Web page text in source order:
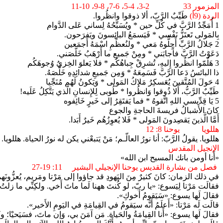
المزمور 33 2-3، 4-5، 6-7، 8-9، 10-11
الردة (9أ)
طَيِّبٌ الرَّبّ، ألا ذوقوا وانظُروا.
1 أُمَجِّدُ الرَّبَّ في كُلِّ حين * ويُسَبِّحُهُ لِساني عَلى الدَّوام
بِالمَولى تَعتَزُّ نَفْسي * فَيَسمَعُ البائِسونَ ويَفرَحون.
2 جَلالُ الرَّبِّ أَجِلُّوهُ مَعي * ولنُعظِّمِ اسْمَهُ أَجمَعين
دَعَوْتُ الرَّبَّ فأَجابَني * ومِنْ جَميعِ ما أَرْهَبُ خَلَّصَني.
3 هَلُمّوا انظُروا إِليهِ، تُشرِقْ جِباهُكُم * فلا يَعلوَ الخِزيُ وُجوهَكُم
ذا البائسُ دَعا الرَّبَّ فَسَمِعَهُ * وَمِن جَميعِ شدائِدِهِ خَلَّصَهُ.
4 حَولَ المُتَّقينَ يُعَسكِرُ مَلاكُ المَولى * وَيَكونُ لَهُم مُنَجِّيا
طَيِّبٌ الرَّبُّ، أَلا ذُوقوا وَانظُروا * طُوبى لِلإِنسانِ الَّذي يَتَّكِلُ عَلَيه!
5 يَا قِدِّيسي اللهِ اتَّقوهُ * فما يَفتَقِرُ إلى خَيرٍ خَائِفوه
كانَ الأَشبالُ فريسةَ الحاجةِ والجوع
أَمَّا الَّذينَ يَقصِدونَ المَولى * فَلا يُعوِزُهُم خَيرٌ أَبَدا.
هللويا يوحنا 8: 12
هللويا. يقولُ الرَّبّ: أنا نورُ العالّـم؛ مَنْ يَتبعْني يكن له نورُ الحياة. هللويا.
الإنجيل المقدس
«أَنا أومن بانك المسيح ابن الله»
فصل من بشارة القديس يوحنا الإنجيلي البشير 11: 19-27
في ذلك الزمان: كانَ كثيرٌ مِنَ اليَهودِ قد جاؤوا إلى مَرْتا ومَريم،
فقالَت مَرْتا لِيَسوع: «يا ربّ، لو كُنتَ ههنا لَما ماتَ أَخي. ولكِنِّي ما زلتُ
فقالَ لَها يسوع: «سَيَقومُ أَخوكِ».
قالَت لَه مَرْتا: «أَعلَمُ أَنَّه سيَقومُ في القِيامَةِ في اليَومِ الأَخير».
فقالَ لَها يسوع: «أَنا القِيامَةُ والحَياة. مَن آمَنَ بي، وَإن ماتَ، فسَيَحيْا؛